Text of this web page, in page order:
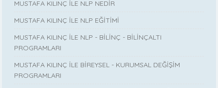
MUSTAFA KILINÇ İLE NLP NEDİR
MUSTAFA KILINÇ İLE NLP EĞİTİMİ
MUSTAFA KILINÇ İLE NLP - BİLİNÇ - BİLİNÇALTI
PROGRAMLARI
MUSTAFA KILINÇ İLE BİREYSEL - KURUMSAL DEĞİŞİM
PROGRAMLARI